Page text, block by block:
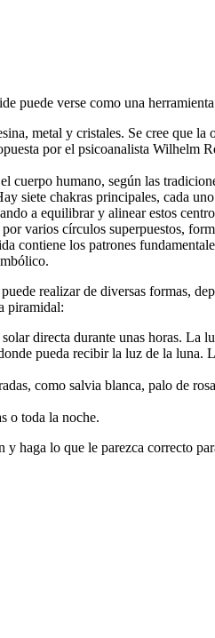
puede verse como una
metal y cristales. Se cree que
por el psicoanalista
cuerpo humano, según las
siete chakras principales, cada
a equilibrar y alinear estos
varios círculos superpuestos,
contiene los patrones
realizar de diversas formas,
piramidal:
directa durante unas horas.
pueda recibir la luz de la luna.
como salvia blanca, palo de
o toda la noche.
haga lo que le parezca correcto